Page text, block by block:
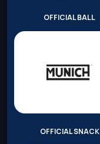
OFFICIAL BALL
OFFICIAL SNACK